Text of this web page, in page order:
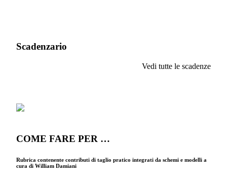
Scadenzario
Vedi tutte le scadenze
COME FARE PER …
Rubrica contenente contributi di taglio pratico integrati da schemi e modelli a
cura di William Damiani